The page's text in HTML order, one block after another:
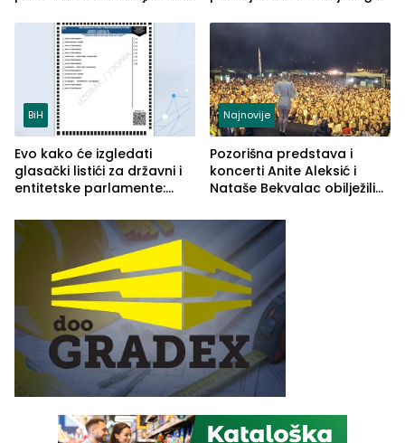
služba građanima
BiH
Evo kako će izgledati
glasački listići za državni i
entitetske parlamente:
vidljive na njima
Najnovije
Pozorišna predstava i
koncerti Anite Aleksić i
Nataše Bekvalac obilježili
ljeta (FOTO)